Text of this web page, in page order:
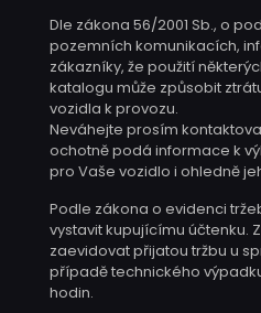
Dle zákona 56/2001 Sb., o
pozemních komunikacích,
zákazníky, že použití
katalogu může způsobit
vozidla k provozu.
Neváhejte prosím
ochotně podá informace k
pro Vaše vozidlo i ohledně
Podle zákona o evidenci
vystavit kupujícímu účtenku.
zaevidovat přijatou tržbu u
případě technického
hodin.